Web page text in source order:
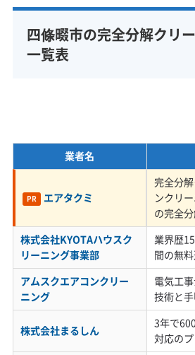
が使われていることがあり
水分を吸いやすいため、洗
だと壁にシミが残るリスク
高いため、損害賠償保険へ
古い機種の扱いに慣れた業
生活スタイルとコスト
路事情）
週末の渋滞を避けるための
四條畷市の完全分解クリ
一覧表
業者名
PR エアタクミ
完全分
ンクリ
の完全分
株式会社KYOTAハウスク
リーニング事業部
業界歴
間の無
アムスクエアコンクリー
ニング
電気工
技術と手
株式会社まるしん
3年で
対応のプ